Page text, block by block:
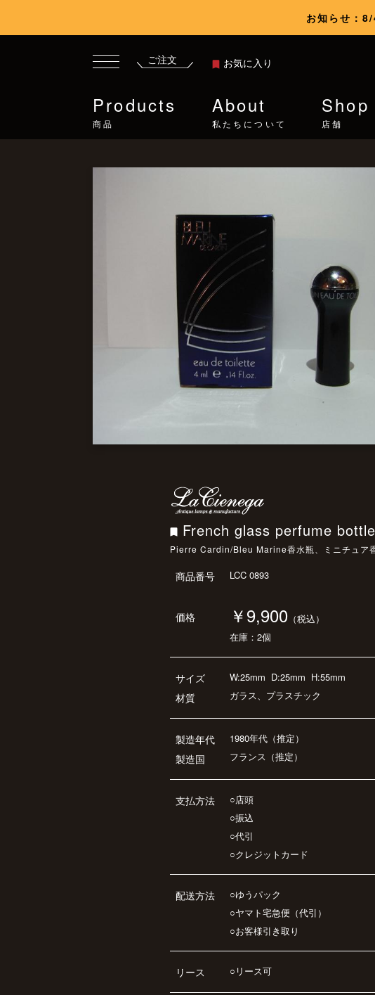
お知らせ：
ご注文 お気に入り
Products
商品
About
私たちについて
Shop
店舗
French glass perfume bottle
Pierre Cardin/Bleu Marine香水瓶、ミニチュア
商品番号 LCC 0893
価格 ￥9,900 （税込）
在庫：2個
サイズ
材質
W:25mm D:25mm H:55mm
ガラス、プラスチック
製造年代
製造国
1980年代（推定）
フランス（推定）
支払方法
○店頭
○振込
○代引
○クレジットカード
配送方法
○ゆうパック
○ヤマト宅急便（代引）
○お客様引き取り
リース ○リース可